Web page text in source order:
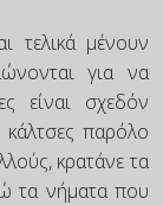
τελικά μένουν
για να
είναι σχεδόν
παρόλο
κρατάνε τα
τα νήματα που